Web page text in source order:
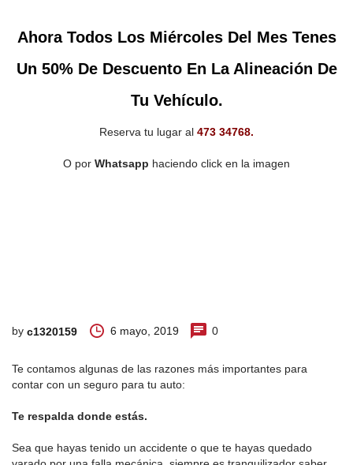
Ahora Todos Los Miércoles Del Mes Tenes
Un 50% De Descuento En La Alineación De
Tu Vehículo.
Reserva tu lugar al 473 34768.
O por Whatsapp haciendo click en la imagen
by c1320159 6 mayo, 2019 0
Te contamos algunas de las razones más importantes para
contar con un seguro para tu auto:
Te respalda donde estás.
Sea que hayas tenido un accidente o que te hayas quedado